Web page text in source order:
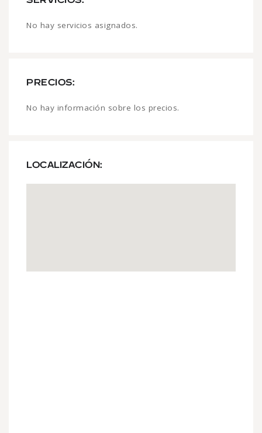
No hay servicios asignados.
PRECIOS:
No hay información sobre los precios.
LOCALIZACIÓN: